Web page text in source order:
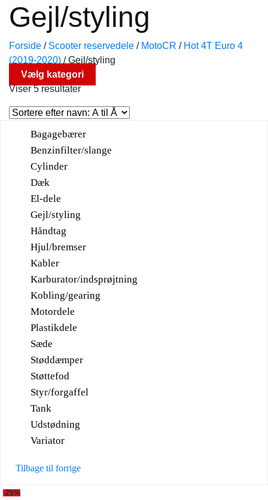
Gejl/styling
Forside / Scooter reservedele / MotoCR / Hot 4T Euro 4
(2019-2020) /Gejl/styling
Vælg kategori
Viser 5 resultater
Bagagebærer
Benzinfilter/slange
Cylinder
Dæk
El-dele
Gejl/styling
Håndtag
Hjul/bremser
Kabler
Karburator/indsprøjtning
Kobling/gearing
Motordele
Plastikdele
Sæde
Støddæmper
Støttefod
Styr/forgaffel
Tank
Udstødning
Variator
Tilbage til forrige
-25%